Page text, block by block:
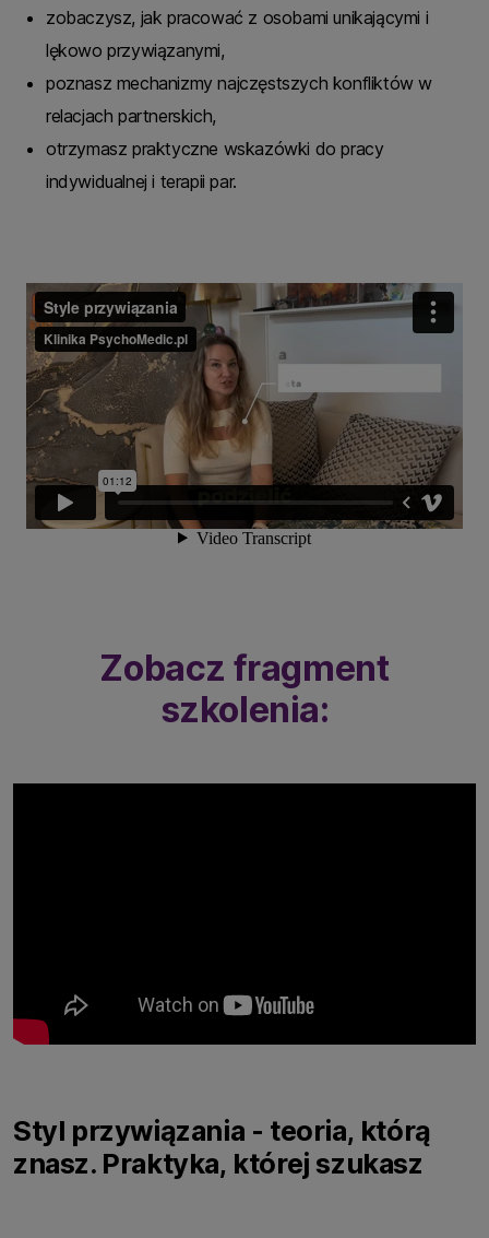
zobaczysz, jak pracować z osobami unikającymi i
lękowo przywiązanymi,
poznasz mechanizmy najczęstszych konfliktów w
relacjach partnerskich,
otrzymasz praktyczne wskazówki do pracy
indywidualnej i terapii par.
Zobacz fragment
szkolenia:
Styl przywiązania - teoria, którą
znasz. Praktyka, której szukasz